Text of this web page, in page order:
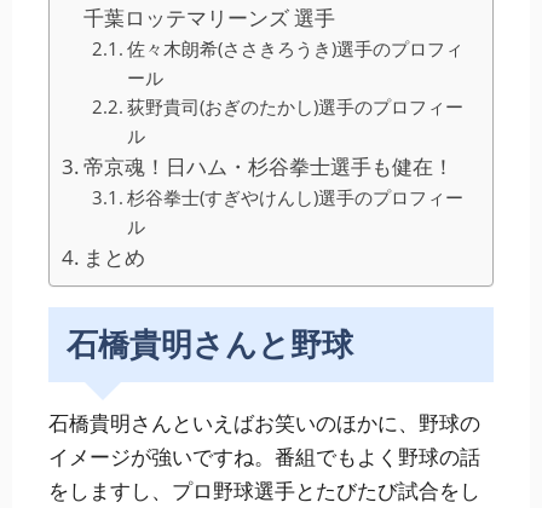
千葉ロッテマリーンズ 選手
佐々木朗希(ささきろうき)選手のプロフィ
ール
荻野貴司(おぎのたかし)選手のプロフィー
ル
帝京魂！日ハム・杉谷拳士選手も健在！
杉谷拳士(すぎやけんし)選手のプロフィー
ル
まとめ
石橋貴明さんと野球
石橋貴明さんといえばお笑いのほかに、野球の
イメージが強いですね。番組でもよく野球の話
をしますし、プロ野球選手とたびたび試合をし